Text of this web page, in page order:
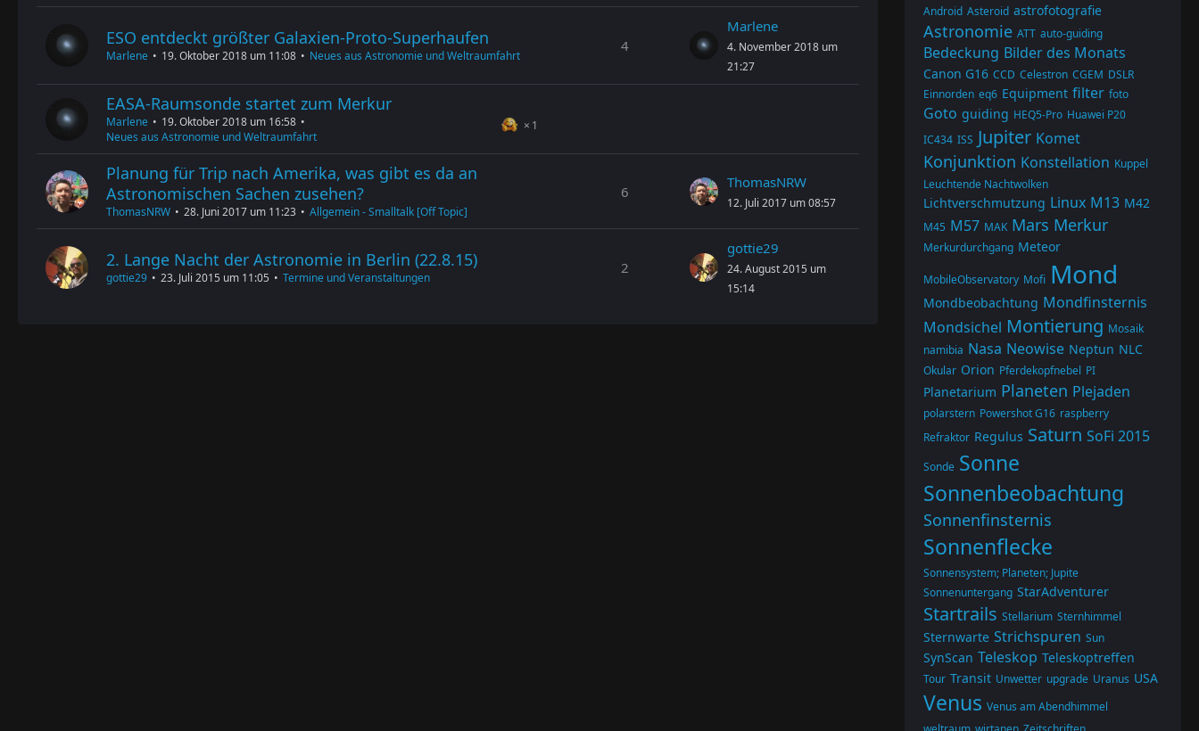
ESO entdeckt größter Galaxien-Proto-Superhaufen
Marlene 19. Oktober 2018 um 11:08 Neues aus Astronomie und Weltraumfahrt
4
Marlene
4. November 2018 um
21:27
EASA-Raumsonde startet zum Merkur
1
Marlene
19. Oktober 2018 um 16:58
Neues aus Astronomie und Weltraumfahrt
Planung für Trip nach Amerika, was gibt es da an
Astronomischen Sachen zusehen?
ThomasNRW 28. Juni 2017 um 11:23 Allgemein - Smalltalk [Off Topic]
6
ThomasNRW
12. Juli 2017 um 08:57
2. Lange Nacht der Astronomie in Berlin (22.8.15)
gottie29 23. Juli 2015 um 11:05 Termine und Veranstaltungen
2
gottie29
24. August 2015 um
15:14
Android Asteroid astrofotografie
Astronomie ATT auto-guiding
Bedeckung Bilder des Monats
Canon G16 CCD Celestron CGEM DSLR
Einnorden eq6 Equipment filter foto
Goto guiding HEQ5-Pro Huawei P20
IC434 ISS Jupiter Komet
Konjunktion Konstellation Kuppel
Leuchtende Nachtwolken
Lichtverschmutzung Linux M13 M42
M45 M57 MAK Mars Merkur
Merkurdurchgang Meteor
MobileObservatory Mofi Mond
Mondbeobachtung Mondfinsternis
Mondsichel Montierung Mosaik
namibia Nasa Neowise Neptun NLC
Okular Orion Pferdekopfnebel PI
Planetarium Planeten Plejaden
polarstern Powershot G16 raspberry
Refraktor Regulus Saturn SoFi 2015
Sonde Sonne
Sonnenbeobachtung
Sonnenfinsternis
Sonnenflecke
Sonnensystem; Planeten; Jupite
Sonnenuntergang StarAdventurer
Startrails Stellarium Sternhimmel
Sternwarte Strichspuren Sun
SynScan Teleskop Teleskoptreffen
Tour Transit Unwetter upgrade Uranus USA
Venus Venus am Abendhimmel